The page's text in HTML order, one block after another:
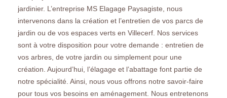
jardinier. L’entreprise MS Elagage Paysagiste, nous
intervenons dans la création et l’entretien de vos parcs de
jardin ou de vos espaces verts en Villecerf. Nos services
sont à votre disposition pour votre demande : entretien de
vos arbres, de votre jardin ou simplement pour une
création. Aujourd’hui, l’élagage et l’abattage font partie de
notre spécialité. Ainsi, nous vous offrons notre savoir-faire
pour tous vos besoins en aménagement. Nous entretenons